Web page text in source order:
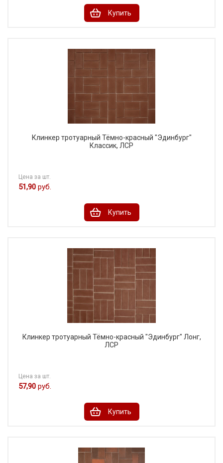
Купить
Клинкер тротуарный Тёмно-красный "Эдинбург"
Классик, ЛСР
Цена за шт.
51,90 руб.
Купить
Клинкер тротуарный Тёмно-красный "Эдинбург" Лонг,
ЛСР
Цена за шт.
57,90 руб.
Купить